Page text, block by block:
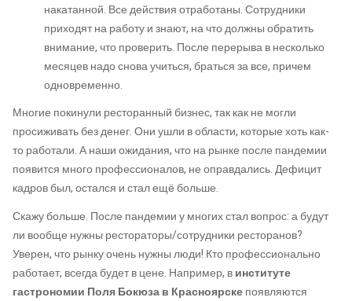
накатанной. Все действия отработаны. Сотрудники
приходят на работу и знают, на что должны обратить
внимание, что проверить. После перерыва в несколько
месяцев надо снова учиться, браться за все, причем
одновременно.
Многие покинули ресторанный бизнес, так как не могли
просиживать без денег. Они ушли в области, которые хоть как-
то работали. А наши ожидания, что на рынке после пандемии
появится много профессионалов, не оправдались. Дефицит
кадров был, остался и стал ещё больше.
Скажу больше. После пандемии у многих стал вопрос: а будут
ли вообще нужны рестораторы/сотрудники ресторанов?
Уверен, что рынку очень нужны люди! Кто профессионально
работает, всегда будет в цене. Например, винституте
гастрономии Поля Бокюза в Красноярскепоявляются